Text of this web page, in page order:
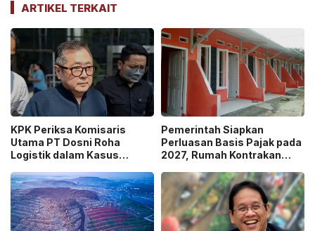
ARTIKEL TERKAIT
KPK Periksa Komisaris
Utama PT Dosni Roha
Logistik dalam Kasus
Pengangkutan Bansos!
Pemerintah Siapkan
Perluasan Basis Pajak pada
2027, Rumah Kontrakan
Pengawasan!